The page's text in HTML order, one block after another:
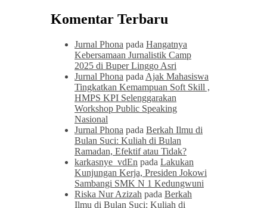
Komentar Terbaru
Jurnal Phona pada Hangatnya
Kebersamaan Jurnalistik Camp
2025 di Buper Linggo Asri
Jurnal Phona pada Ajak Mahasiswa
Tingkatkan Kemampuan Soft Skill ,
HMPS KPI Selenggarakan
Workshop Public Speaking
Nasional
Jurnal Phona pada Berkah Ilmu di
Bulan Suci: Kuliah di Bulan
Ramadan, Efektif atau Tidak?
karkasnye_vdEn pada Lakukan
Kunjungan Kerja, Presiden Jokowi
Sambangi SMK N 1 Kedungwuni
Riska Nur Azizah pada Berkah
Ilmu di Bulan Suci: Kuliah di